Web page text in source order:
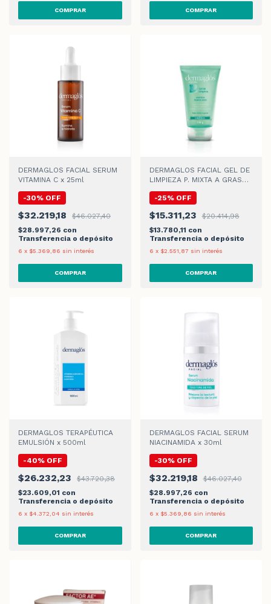
DERMAGLOS FACIAL SERUM
VITAMINA C x 25ml
-30% OFF
$32.219,18
$46.027,40
$28.997,26 con
Transferencia o depósito
6 x $5.369,86 sin interés
DERMAGLOS FACIAL GEL DE
LIMPIEZA P. MIXTA A GRASA
-25% OFF
$15.311,23
$20.414,98
$13.780,11 con
Transferencia o depósito
6 x $2.551,87 sin interés
DERMAGLOS TERAPÉUTICA
EMULSIÓN x 500ml
-40% OFF
$26.232,23
$43.720,38
$23.609,01 con
Transferencia o depósito
6 x $4.372,04 sin interés
DERMAGLOS FACIAL SERUM
NIACINAMIDA x 30ml
-30% OFF
$32.219,18
$46.027,40
$28.997,26 con
Transferencia o depósito
6 x $5.369,86 sin interés